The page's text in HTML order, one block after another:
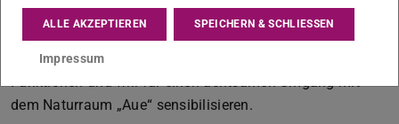
lädt als Mini-Hörspiel und Audio-Guide zum spielerischen
Kinzig und ihre Aue als Lebensraum mit vielfältigen
Funktionen und will für einen achtsamen Umgang mit
dem Naturraum „Aue“ sensibilisieren.
ALLE AKZEPTIEREN SPEICHERN & SCHLIESSEN
Impressum